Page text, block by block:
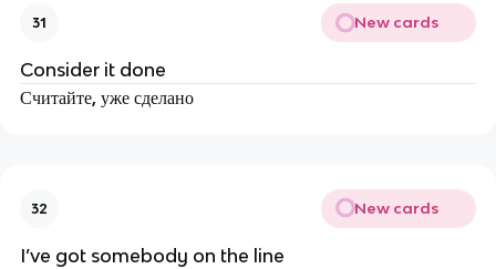
31 New cards
Consider it done
Считайте, уже сделано
32 New cards
I’ve got somebody on the line